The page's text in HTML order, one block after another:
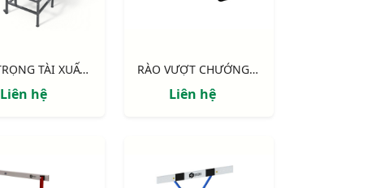
BỤC TRỌNG TÀI XUẤT PHÁT (bục phát lệnh)
Liên hệ
RÀO VƯỢT CHƯỚNG NGẠI VẬT DI ĐỘNG DÙNG CHO THI ĐẤU
Liên hệ